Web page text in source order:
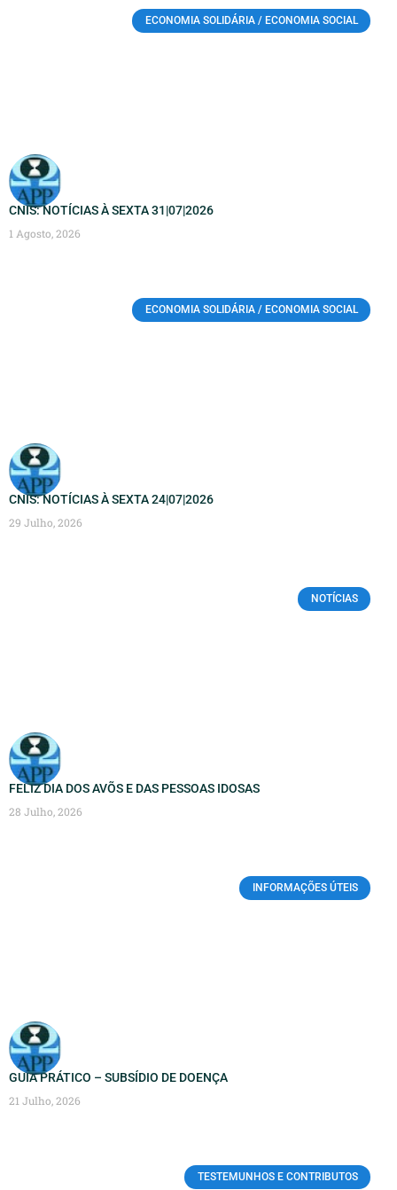
ECONOMIA SOLIDÁRIA / ECONOMIA SOCIAL
CNIS: NOTÍCIAS À SEXTA 31|07|2026
1 Agosto, 2026
ECONOMIA SOLIDÁRIA / ECONOMIA SOCIAL
CNIS: NOTÍCIAS À SEXTA 24|07|2026
29 Julho, 2026
NOTÍCIAS
FELIZ DIA DOS AVÕS E DAS PESSOAS IDOSAS
28 Julho, 2026
INFORMAÇÕES ÚTEIS
GUIA PRÁTICO – SUBSÍDIO DE DOENÇA
21 Julho, 2026
TESTEMUNHOS E CONTRIBUTOS